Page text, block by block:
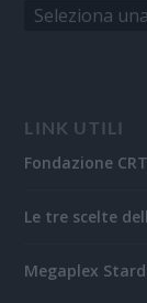
LINK UTILI
Fondazione
Le tre scelte
Megaplex